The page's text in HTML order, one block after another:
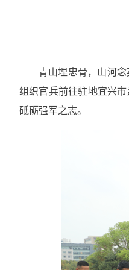
青山埋忠骨，山河
组织官兵前往驻地宜兴
砥砺强军之志。